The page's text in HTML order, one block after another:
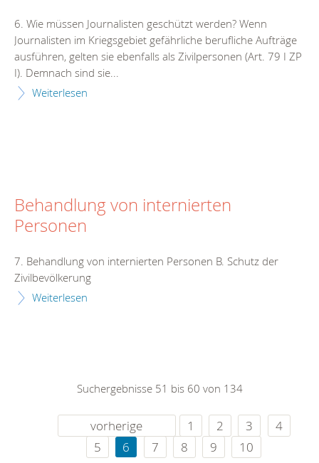
6. Wie müssen Journalisten geschützt werden? Wenn
Journalisten im Kriegsgebiet gefährliche berufliche Aufträge
ausführen, gelten sie ebenfalls als Zivilpersonen (Art. 79 I ZP
I). Demnach sind sie...
Weiterlesen
Behandlung von internierten
Personen
7. Behandlung von internierten Personen B. Schutz der
Zivilbevölkerung
Weiterlesen
Suchergebnisse 51 bis 60 von 134
vorherige 1 2 3
4
5
6 7 8 9
10